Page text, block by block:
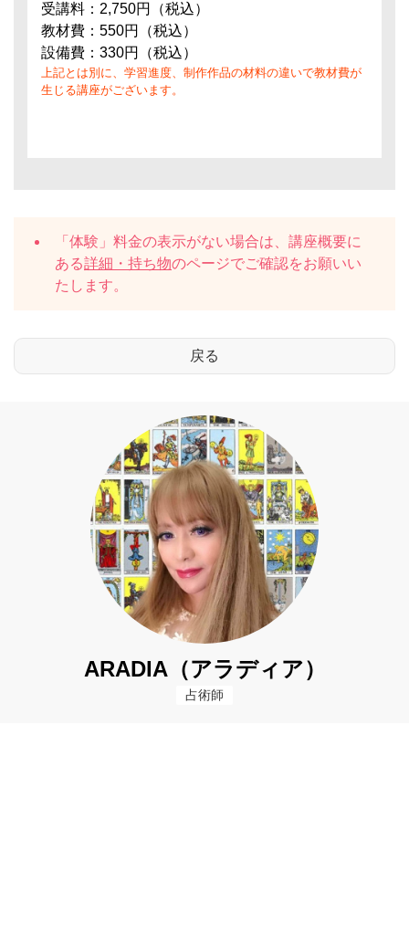
受講料：2,750円（税込）
教材費：550円（税込）
設備費：330円（税込）
上記とは別に、学習進度、制作作品の材料の違いで教材費が
生じる講座がございます。
「体験」料金の表示がない場合は、講座概要に
ある詳細・持ち物のページでご確認をお願いい
たします。
ARADIA（アラディア）
占術師